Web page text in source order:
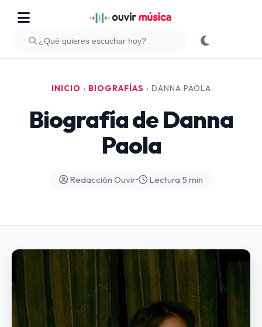
INICIO › BIOGRAFÍAS › DANNA PAOLA
Biografía de Danna
Paola
Redacción Ouvir• Lectura 5 min